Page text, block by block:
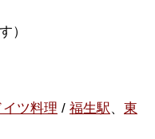
）
イツ料理 / 福生駅、 東